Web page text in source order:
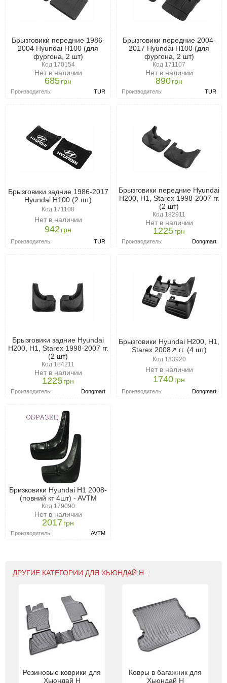
Брызговики передние 1986-
2004 Hyundai H100 (для
фургона, 2 шт)
Код 170154
Нет в наличии
685грн
Производитель: TUR
Брызговики передние 2004-
2017 Hyundai H100 (для
фургона, 2 шт)
Код 171107
Нет в наличии
890грн
Производитель: TUR
Брызговики задние 1986-2017
Hyundai H100 (2 шт)
Код 171108
Нет в наличии
942 грн
Производитель: TUR
Брызговики передние Hyundai
H200, H1, Starex 1998-2007 гг.
(2 шт)
Код 182911
Нет в наличии
1225грн
Производитель: Dongmart
Брызговики задние Hyundai
H200, H1, Starex 1998-2007 гг.
(2 шт)
Код 184211
Нет в наличии
1225грн
Производитель: Dongmart
Брызговики Hyundai H200, H1,
Starex 2008↗ гг. (4 шт)
Код 183920
Нет в наличии
1740грн
Производитель: Dongmart
Бризковики Hyundai H1 2008-
(повний кт 4шт) - AVTM
Код 179090
Нет в наличии
2017грн
Производитель: AVTM
ДРУГИЕ КАТЕГОРИИ ДЛЯ ХЬЮНДАЙ H :
Резиновые коврики для
Хьюндай H
Ковры в багажник для
Хьюндай H